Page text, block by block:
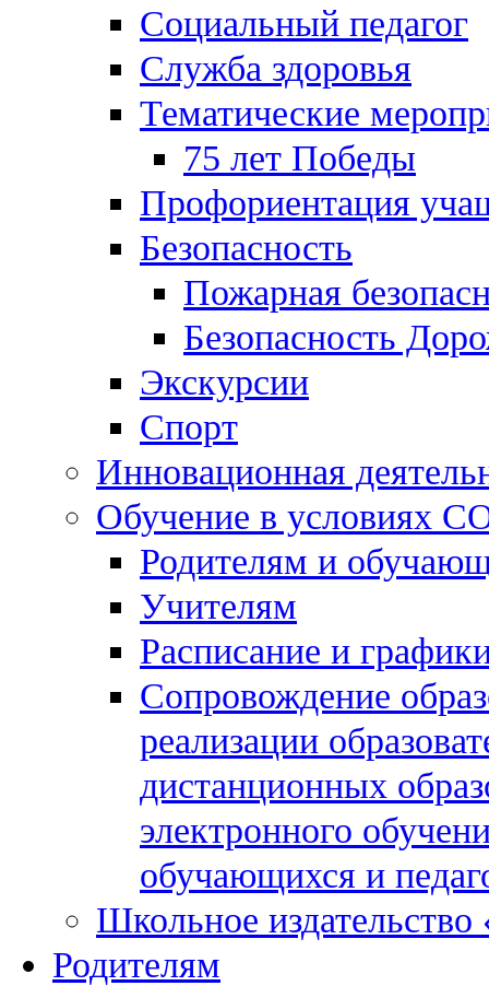
Социальный педагог
Служба здоровья
Тематические
75 лет Победы
Профориентация
Безопасность
Пожарная
Безопасность
Экскурсии
Спорт
Инновационная
Обучение в условиях
Родителям и
Учителям
Расписание и
Сопровождение
реализации
дистанционных
электронного
обучающихся и
Школьное
Родителям